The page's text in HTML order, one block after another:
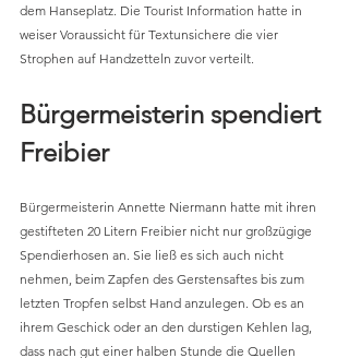
dem Hanseplatz. Die Tourist Information hatte in
weiser Voraussicht für Textunsichere die vier
Strophen auf Handzetteln zuvor verteilt.
Bürgermeisterin spendiert
Freibier
Bürgermeisterin Annette Niermann hatte mit ihren
gestifteten 20 Litern Freibier nicht nur großzügige
Spendierhosen an. Sie ließ es sich auch nicht
nehmen, beim Zapfen des Gerstensaftes bis zum
letzten Tropfen selbst Hand anzulegen. Ob es an
ihrem Geschick oder an den durstigen Kehlen lag,
dass nach gut einer halben Stunde die Quellen